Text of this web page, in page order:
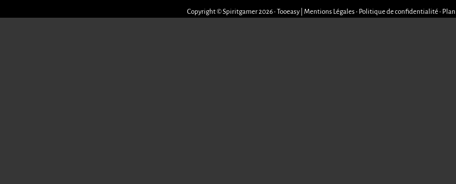
Copyright © Spiritgamer 2026 • Tooeasy Mentions Légales • Politique de confidentialité•